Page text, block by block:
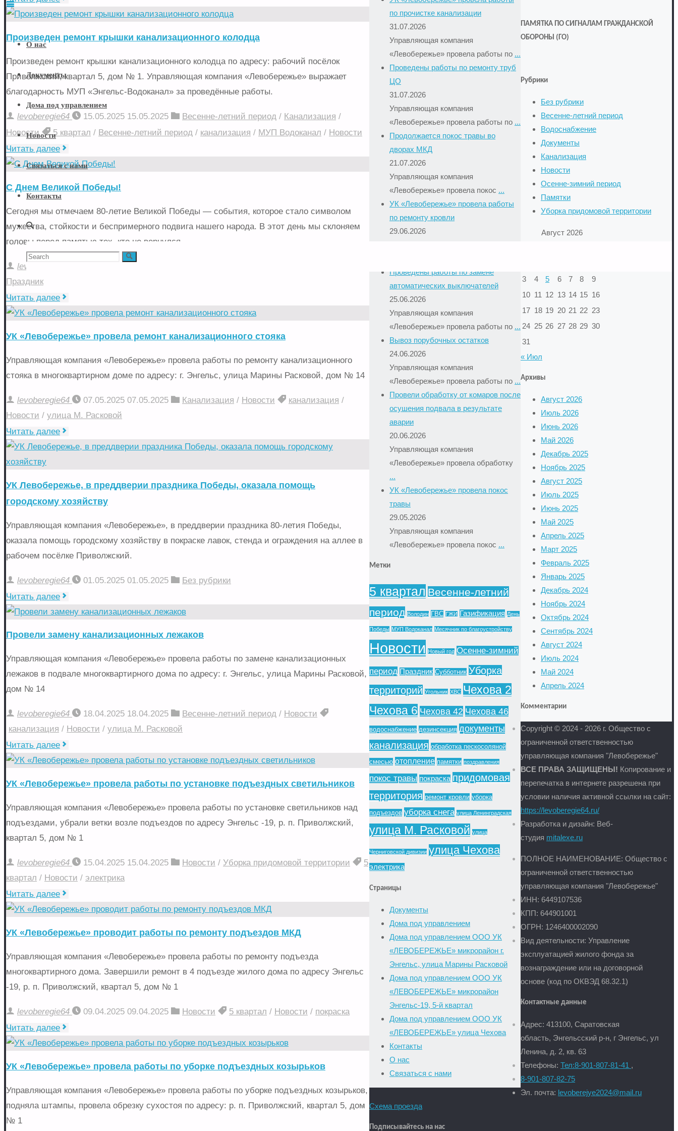
Управляющая
компания
"Левобережье"
Общество
с
Ограниченной
Ответственностью
"Левобережье"
Skip
content
О нас
Документы
Дома под управлением
Новости
Связаться с нами
Контакты
Search
Search
for:
Search
уборка
и
придомовой
территории
МКД"
Произведен ремонт крышки канализационного колодца
Произведен ремонт крышки канализационного колодца по адресу: рабочий посёлок
Приволжский, квартал 5, дом № 1. Управляющая компания «Левобережье» выражает
благодарность МУП «Энгельс-Водоканал» за проведённые работы.
levoberegie64 15.05.2025 15.05.2025 Весенне-летний период / Канализация /
Новости
5 квартал / Весенне-летний период / канализация / МУП Водоканал / Новости
Читать далее"Произведен
ремонт
канализационного
колодца"
С Днем Великой Победы!
Сегодня мы отмечаем 80-летие Великой Победы — события, которое стало символом
мужества, стойкости и беспримерного подвига нашего народа. В этот день мы склоняем
головы перед памятью тех, кто не вернулся …
levoberegie64
Праздник
Читать далее"С
Днем
Победы!"
УК «Левобережье» провела ремонт канализационного стояка
Управляющая компания «Левобережье» провела работы по ремонту канализационного
стояка в многоквартирном доме по адресу: г. Энгельс, улица Марины Расковой, дом № 14
levoberegie64 07.05.2025 07.05.2025 Канализация / Новости канализация /
Новости / улица М. Расковой
Читать далее"УК
«Левобережье»
канализационного
стояка"
УК Левобережье, в преддверии праздника Победы, оказала помощь
городскому хозяйству
Управляющая компания «Левобережье», в преддверии праздника 80-летия Победы,
оказала помощь городскому хозяйству в покраске лавок, стенда и ограждения на аллее в
рабочем посёлке Приволжский.
levoberegie64 01.05.2025 01.05.2025
Без рубрики
Читать далее"УК
Левобережье,
преддверии
праздника
Победы,
городскому
хозяйству"
Провели замену канализационных лежаков
Управляющая компания «Левобережье» провела работы по замене канализационных
лежаков в подвале многоквартирного дома по адресу: г. Энгельс, улица Марины Расковой,
дом № 14
levoberegie64 18.04.2025 18.04.2025 Весенне-летний период / Новости
канализация / Новости / улица М. Расковой
Читать далее"Провели
замену
лежаков"
УК «Левобережье» провела работы по установке подъездных светильников
Управляющая компания «Левобережье» провела работы по установке светильников над
подъездами, убрали ветки возле подъездов по адресу Энгельс -19, р. п. Приволжский,
квартал 5, дом № 1
levoberegie64 15.04.2025 15.04.2025 Новости / Уборка придомовой территории
5
квартал / Новости / электрика
Читать далее"УК
«Левобережье»
работы
по
установке
подъездных
УК «Левобережье» проводит работы по ремонту подъездов МКД
Управляющая компания «Левобережье» провела работы по ремонту подъезда
многоквартирного дома. Завершили ремонт в 4 подъезде жилого дома по адресу Энгельс
-19, р. п. Приволжский, квартал 5, дом № 1
levoberegie64 09.04.2025 09.04.2025 Новости 5 квартал / Новости / покраска
Читать далее"УК
«Левобережье»
работы
по
ремонту
УК «Левобережье» провела работы по уборке подъездных козырьков
Управляющая компания «Левобережье» провела работы по уборке подъездных козырьков,
подняла штампы, провела обрезку сухостоя по адресу: р. п. Приволжский, квартал 5, дом
№ 1
по прочистке канализации
31.07.2026
Управляющая компания
«Левобережье» провела работы по ...
Проведены работы по ремонту труб
ЦО
31.07.2026
Управляющая компания
«Левобережье» провела работы по ...
Продолжается покос травы во
дворах МКД
21.07.2026
Управляющая компания
«Левобережье» провела покос ...
УК «Левобережье» провела работы
по ремонту кровли
29.06.2026
Проведены работы по замене
автоматических выключателей
25.06.2026
Управляющая компания
«Левобережье» провела работы по ...
Вывоз порубочных остатков
24.06.2026
Управляющая компания
«Левобережье» провела работы по ...
Провели обработку от комаров после
осушения подвала в результате
аварии
20.06.2026
Управляющая компания
«Левобережье» провела обработку
...
УК «Левобережье» провела покос
травы
29.05.2026
Управляющая компания
«Левобережье» провела покос ...
Метки
5 квартал Весенне-летний
период Володин ГВС ГЖИ Газификация День
Победы МУП Водоканал Месячник по благоустройству
Новости Новый год Осенне-зимний
период Праздник Субботник Уборка
территорий Угольник ХВС Чехова 2
Чехова 6 Чехова 42 Чехова 46
водоснабжение дезинсекция документы
канализация обработка пескосоляной
смесью отопление памятки поздравления
покос травы покраска придомовая
территория ремонт кровли уборка
подъездов уборка снега улица Ленинградская
улица М. Расковой улица
Черниговской дивизии улица Чехова
электрика
Страницы
Документы
Дома под управлением
Дома под управлением ООО УК
«ЛЕВОБЕРЕЖЬЕ» микрорайон г.
Энгельс, улица Марины Расковой
Дома под управлением ООО УК
«ЛЕВОБЕРЕЖЬЕ» микрорайон
Энгельс-19, 5-й квартал
Дома под управлением ООО УК
«ЛЕВОБЕРЕЖЬЕ» улица Чехова
Контакты
О нас
Связаться с нами
ПАМЯТКА ПО СИГНАЛАМ ГРАЖДАНСКОЙ
ОБОРОНЫ (ГО)
Рубрики
Без рубрики
Весенне-летний период
Водоснабжение
Документы
Канализация
Новости
Осенне-зимний период
Памятки
Уборка придомовой территории
Август 2026
3
4 5 6 7 8
9
10 11 12 13 14 15 16
17 18 19 20 21 22 23
24 25 26 27 28 29 30
31
« Июл
Архивы
Август 2026
Июль 2026
Июнь 2026
Май 2026
Декабрь 2025
Ноябрь 2025
Август 2025
Июль 2025
Июнь 2025
Май 2025
Апрель 2025
Март 2025
Февраль 2025
Январь 2025
Декабрь 2024
Ноябрь 2024
Октябрь 2024
Сентябрь 2024
Август 2024
Июль 2024
Май 2024
Апрель 2024
Комментарии
Copyright © 2024 - 2026 г. Общество с
ограниченной ответственностью
управляющая компания "Левобережье"
ВСЕ ПРАВА ЗАЩИЩЕНЫ! Копирование и
перепечатка в интернете разрешена при
условии наличия активной ссылки на сайт:
https://levoberegie64.ru/
Разработка и дизайн: Веб-
студия mitalexe.ru
ПОЛНОЕ НАИМЕНОВАНИЕ: Общество с
ограниченной ответственностью
управляющая компания "Левобережье"
ИНН: 6449107536
КПП: 644901001
ОГРН: 1246400002090
Вид деятельности: Управление
эксплуатацией жилого фонда за
вознаграждение или на договорной
основе (код по ОКВЭД 68.32.1)
Контактные данные
Адрес: 413100, Саратовская
область, Энгельсский р-н, г Энгельс, ул
Ленина, д. 2, кв. 63
Телефоны: Тел:8-901-807-81-41 ,
8-901-807-82-75
Эл. почта: levoberejye2024@mail.ru
Схема проезда
Подписывайтесь на нас